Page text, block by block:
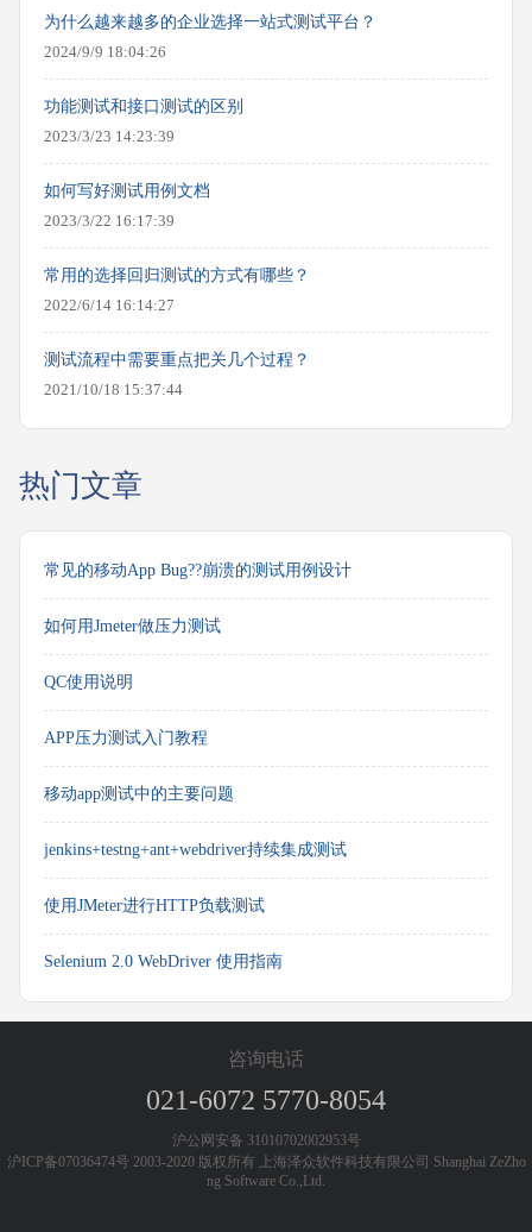
为什么越来越多的企业选择一站式测试平台？
2024/9/9 18:04:26
功能测试和接口测试的区别
2023/3/23 14:23:39
如何写好测试用例文档
2023/3/22 16:17:39
常用的选择回归测试的方式有哪些？
2022/6/14 16:14:27
测试流程中需要重点把关几个过程？
2021/10/18 15:37:44
热门文章
常见的移动App Bug??崩溃的测试用例设计
如何用Jmeter做压力测试
QC使用说明
APP压力测试入门教程
移动app测试中的主要问题
jenkins+testng+ant+webdriver持续集成测试
使用JMeter进行HTTP负载测试
Selenium 2.0 WebDriver 使用指南
咨询电话
021-6072 5770-8054
沪公网安备 31010702002953号
沪ICP备07036474号 2003-2020 版权所有 上海泽众软件科技有限公司 Shanghai ZeZho
ng Software Co.,Ltd.